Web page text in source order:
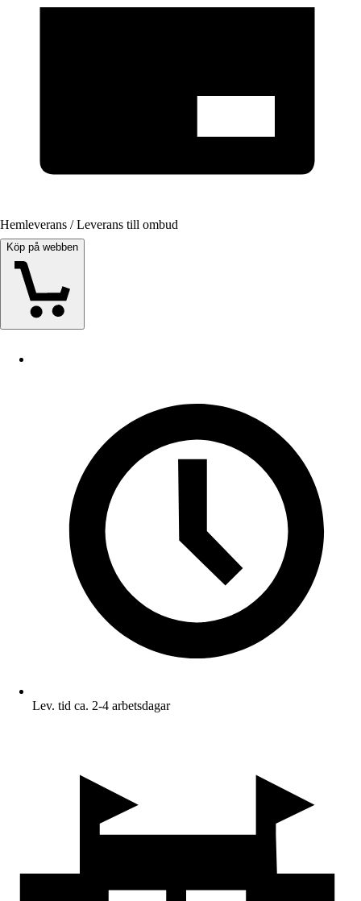
Hemleverans / Leverans till ombud
Köp på webben
Lev. tid ca. 2-4 arbetsdagar